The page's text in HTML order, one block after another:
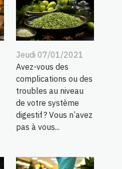
Jeudi 07/01/2021
Avez-vous des
complications ou des
troubles au niveau
de votre système
digestif ? Vous n’avez
pas à vous...